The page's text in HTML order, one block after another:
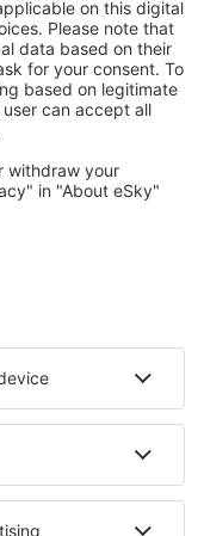
pentru utilizatorii
cabane,
utilizatorii eSky